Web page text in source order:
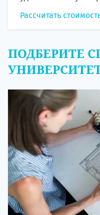
Рассчитать
ПОДБЕРИТЕ